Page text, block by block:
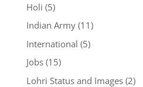
Holi (5)
Indian Army(11)
International (5)
Jobs(15)
Lohri Status and Images(2)